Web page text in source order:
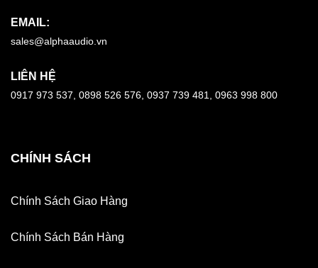
EMAIL:
sales@alphaaudio.vn
LIÊN HỆ
0917 973 537, 0898 526 576, 0937 739 481, 0963 998 800
CHÍNH SÁCH
Chính Sách Giao Hàng
Chính Sách Bán Hàng